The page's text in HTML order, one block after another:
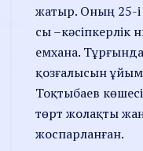
жатыр. Оның 25-і
сы –кәсіпкерлік
емхана.
қозғалысын
Тоқтыбаев
төрт жолақты
жоспарланған.